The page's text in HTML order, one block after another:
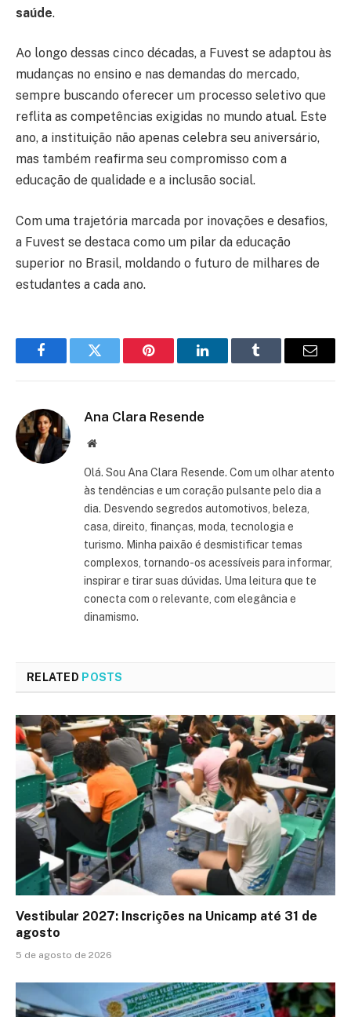
saúde.
Ao longo dessas cinco décadas, a Fuvest se adaptou às
mudanças no ensino e nas demandas do mercado,
sempre buscando oferecer um processo seletivo que
reflita as competências exigidas no mundo atual. Este
ano, a instituição não apenas celebra seu aniversário,
mas também reafirma seu compromisso com a
educação de qualidade e a inclusão social.
Com uma trajetória marcada por inovações e desafios,
a Fuvest se destaca como um pilar da educação
superior no Brasil, moldando o futuro de milhares de
estudantes a cada ano.
FacebookTwitter Pinterest LinkedInTumblr Email
Ana Clara Resende
Website
Olá. Sou Ana Clara Resende. Com um olhar atento
às tendências e um coração pulsante pelo dia a
dia. Desvendo segredos automotivos, beleza,
casa, direito, finanças, moda, tecnologia e
turismo. Minha paixão é desmistificar temas
complexos, tornando-os acessíveis para informar,
inspirar e tirar suas dúvidas. Uma leitura que te
conecta com o relevante, com elegância e
dinamismo.
RELATED POSTS
Vestibular 2027: Inscrições na Unicamp até 31 de
agosto
5 de agosto de 2026